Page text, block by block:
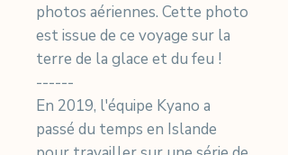
photos aériennes. Cette photo
est issue de ce voyage sur la
terre de la glace et du feu !
------
En 2019, l'équipe Kyano a
passé du temps en Islande